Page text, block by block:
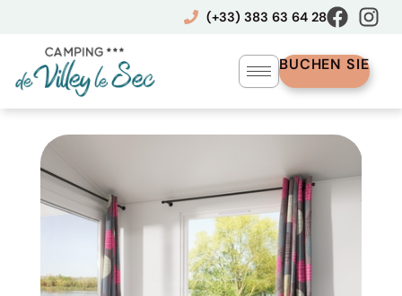
springen
(+33) 383 63 64 28
BUCHEN SIE